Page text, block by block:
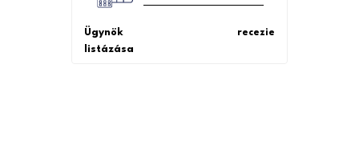
Ügynök
listázása
recezie